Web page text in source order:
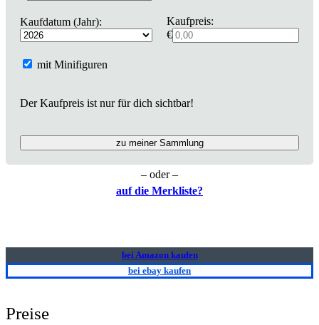
Kaufdatum (Jahr):
Kaufpreis:
€
mit Minifiguren
Der Kaufpreis ist nur für dich sichtbar!
zu meiner Sammlung
– oder –
auf die Merkliste?
bei Amazon kaufen
bei ebay kaufen
Preise